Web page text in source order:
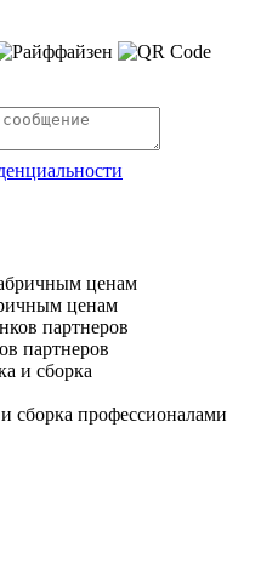
ценам
партнеров
сборка профессионалами